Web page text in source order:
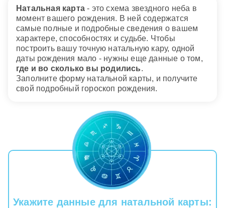
Вениамин Грабар
Российский предприниматель, Президент ОАО
«Промышленная группа «Ладога»
Дата рождения: 01.06.1966
Натальная карта - это схема звездного неба в
момент вашего рождения. В ней содержатся
самые полные и подробные сведения о вашем
характере, способностях и судьбе. Чтобы
построить вашу точную натальную кару, одной
даты рождения мало - нужны еще данные о том,
где и во сколько вы родились.
Заполните форму натальной карты, и получите
свой подробный гороскоп рождения.
Укажите данные для натальной карты: